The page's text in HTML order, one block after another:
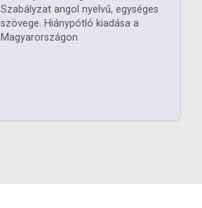
Szabályzat angol nyelvű, egységes
szövege. Hiánypótló kiadása a
Magyarországon